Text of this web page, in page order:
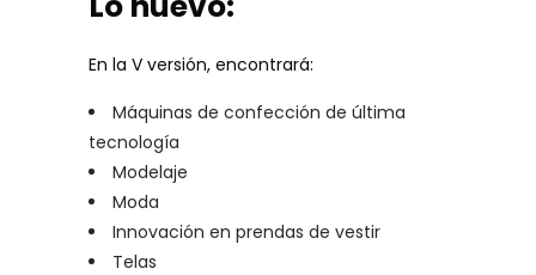
En la V versión, encontrará:
Máquinas de confección de última
tecnología
Modelaje
Moda
Innovación en prendas de vestir
Telas